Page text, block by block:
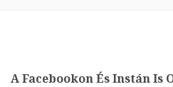
A Facebookon És Instán Is